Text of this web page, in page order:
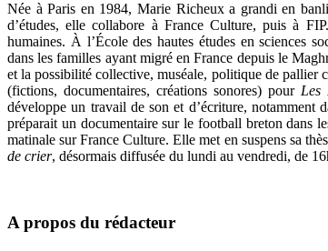
Née à Paris en 1984, Marie Richeux a grandi en
d’études, elle collabore à France Culture, puis à
humaines. À l’École des hautes études en sciences
dans les familles ayant migré en France depuis le
et la possibilité collective, muséale, politique de pallier
(fictions, documentaires, créations sonores) pour Les
développe un travail de son et d’écriture, notamment
préparait un documentaire sur le football breton dans
matinale sur France Culture. Elle met en suspens sa
de crier, désormais diffusée du lundi au vendredi, de
A propos du rédacteur